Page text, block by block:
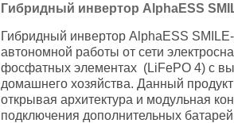
Гибридный инвертор AlphaESS
Гибридный инвертор AlphaESS
автономной работы от сети
фосфатных элементах (LiFePO 4) с
домашнего хозяйства. Данный
открывая архитектура и модульная
подключения дополнительных батарей